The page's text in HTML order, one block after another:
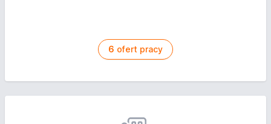
6 ofert pracy